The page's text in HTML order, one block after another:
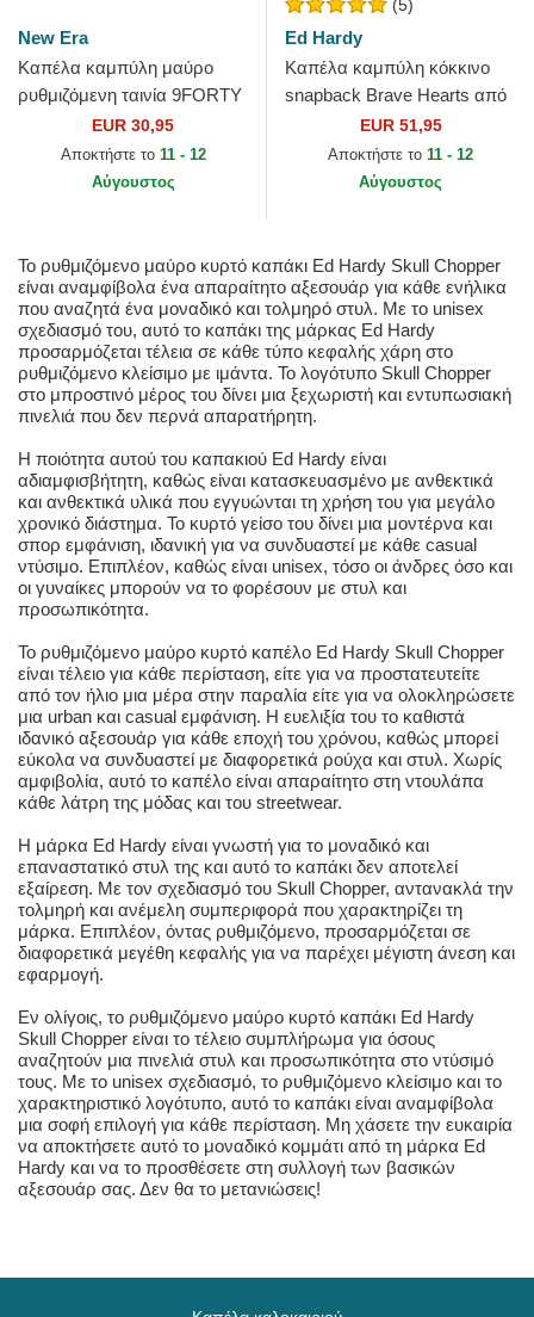
New Era
Καπέλα καμπύλη μαύρο
ρυθμιζόμενη ταινία 9FORTY
Diamond Era από New York
Yankees MLB από New Era
EUR 30,95
Αποκτήστε το 11 - 12
Αύγουστος
(5)
Ed Hardy
Καπέλα καμπύλη κόκκινο
snapback Brave Hearts από
EUR 51,95
Αποκτήστε το 11 - 12
Αύγουστος
Το ρυθμιζόμενο μαύρο κυρτό καπάκι Ed Hardy Skull Chopper
είναι αναμφίβολα ένα απαραίτητο αξεσουάρ για κάθε ενήλικα
που αναζητά ένα μοναδικό και τολμηρό στυλ. Με το unisex
σχεδιασμό του, αυτό το καπάκι της μάρκας Ed Hardy
προσαρμόζεται τέλεια σε κάθε τύπο κεφαλής χάρη στο
ρυθμιζόμενο κλείσιμο με ιμάντα. Το λογότυπο Skull Chopper
στο μπροστινό μέρος του δίνει μια ξεχωριστή και εντυπωσιακή
πινελιά που δεν περνά απαρατήρητη.
Η ποιότητα αυτού του καπακιού Ed Hardy είναι
αδιαμφισβήτητη, καθώς είναι κατασκευασμένο με ανθεκτικά
και ανθεκτικά υλικά που εγγυώνται τη χρήση του για μεγάλο
χρονικό διάστημα. Το κυρτό γείσο του δίνει μια μοντέρνα και
σπορ εμφάνιση, ιδανική για να συνδυαστεί με κάθε casual
ντύσιμο. Επιπλέον, καθώς είναι unisex, τόσο οι άνδρες όσο και
οι γυναίκες μπορούν να το φορέσουν με στυλ και
προσωπικότητα.
Το ρυθμιζόμενο μαύρο κυρτό καπέλο Ed Hardy Skull Chopper
είναι τέλειο για κάθε περίσταση, είτε για να προστατευτείτε
από τον ήλιο μια μέρα στην παραλία είτε για να ολοκληρώσετε
μια urban και casual εμφάνιση. Η ευελιξία του το καθιστά
ιδανικό αξεσουάρ για κάθε εποχή του χρόνου, καθώς μπορεί
εύκολα να συνδυαστεί με διαφορετικά ρούχα και στυλ. Χωρίς
αμφιβολία, αυτό το καπέλο είναι απαραίτητο στη ντουλάπα
κάθε λάτρη της μόδας και του streetwear.
Η μάρκα Ed Hardy είναι γνωστή για το μοναδικό και
επαναστατικό στυλ της και αυτό το καπάκι δεν αποτελεί
εξαίρεση. Με τον σχεδιασμό του Skull Chopper, αντανακλά την
τολμηρή και ανέμελη συμπεριφορά που χαρακτηρίζει τη
μάρκα. Επιπλέον, όντας ρυθμιζόμενο, προσαρμόζεται σε
διαφορετικά μεγέθη κεφαλής για να παρέχει μέγιστη άνεση και
εφαρμογή.
Εν ολίγοις, το ρυθμιζόμενο μαύρο κυρτό καπάκι Ed Hardy
Skull Chopper είναι το τέλειο συμπλήρωμα για όσους
αναζητούν μια πινελιά στυλ και προσωπικότητα στο ντύσιμό
τους. Με το unisex σχεδιασμό, το ρυθμιζόμενο κλείσιμο και το
χαρακτηριστικό λογότυπο, αυτό το καπάκι είναι αναμφίβολα
μια σοφή επιλογή για κάθε περίσταση. Μη χάσετε την ευκαιρία
να αποκτήσετε αυτό το μοναδικό κομμάτι από τη μάρκα Ed
Hardy και να το προσθέσετε στη συλλογή των βασικών
αξεσουάρ σας. Δεν θα το μετανιώσεις!